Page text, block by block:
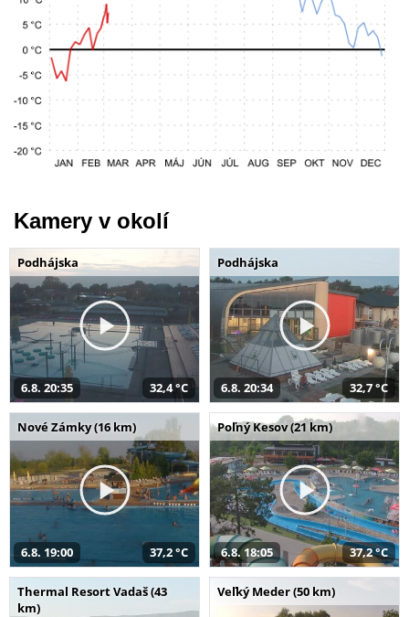
Kamery v okolí
Podhájska
6.8. 20:35 32,4 °C
Podhájska
6.8. 20:34 32,7 °C
Nové Zámky (16 km)
6.8. 19:00 37,2 °C
Poľný Kesov (21 km)
6.8. 18:05 37,2 °C
Thermal Resort Vadaš (43
km)
Veľký Meder (50 km)